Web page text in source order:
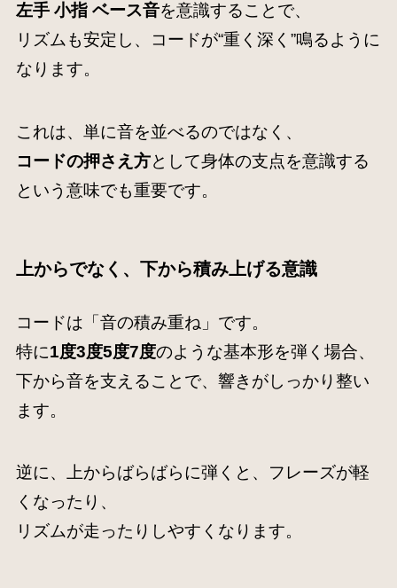
左手 小指 ベース音を意識することで、
リズムも安定し、コードが“重く深く”鳴るように
なります。
これは、単に音を並べるのではなく、
コードの押さえ方として身体の支点を意識する
という意味でも重要です。
上からでなく、下から積み上げる意識
コードは「音の積み重ね」です。
特に1度3度5度7度のような基本形を弾く場合、
下から音を支えることで、響きがしっかり整い
ます。
逆に、上からばらばらに弾くと、フレーズが軽
くなったり、
リズムが走ったりしやすくなります。